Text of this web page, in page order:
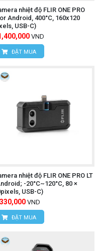
pháp đo nhiệt tối ưu
VÀ CÔNG NGHỆ
Tân Xuân, Phường
nhiệt độ FLIR ONE PRO
Android, 400°C, 160x120
USB-C)
VND
ĐẶT MUA
nhiệt độ FLIR ONE PRO LT
-20°C~120°C, 80 ×
USB-C)
VND
ĐẶT MUA